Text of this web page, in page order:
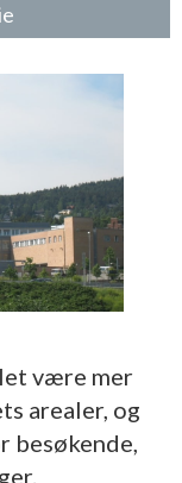
være mer
arealer, og
besøkende,